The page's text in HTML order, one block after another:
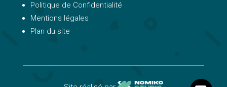
Politique de Confidentialité
Mentions légales
Plan du site